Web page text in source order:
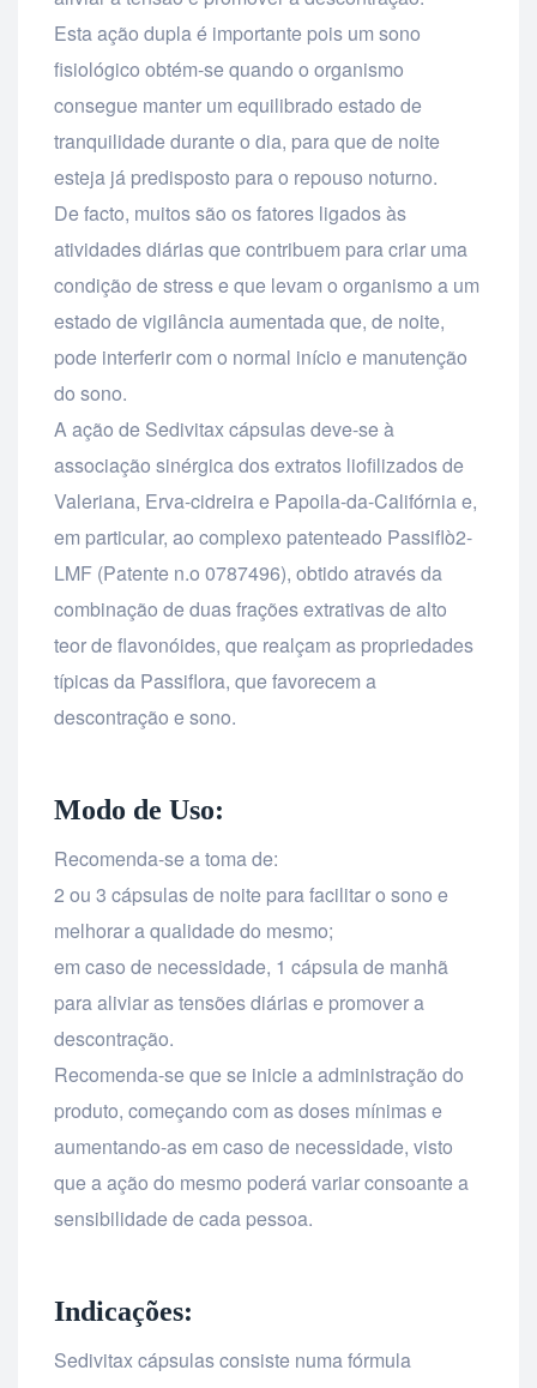
Esta ação dupla é importante pois um sono
fisiológico obtém-se quando o organismo
consegue manter um equilibrado estado de
tranquilidade durante o dia, para que de noite
esteja já predisposto para o repouso noturno.
De facto, muitos são os fatores ligados às
atividades diárias que contribuem para criar uma
condição de stress e que levam o organismo a um
estado de vigilância aumentada que, de noite,
pode interferir com o normal início e manutenção
do sono.
A ação de Sedivitax cápsulas deve-se à
associação sinérgica dos extratos liofilizados de
Valeriana, Erva-cidreira e Papoila-da-Califórnia e,
em particular, ao complexo patenteado Passiflò2-
LMF (Patente n.o 0787496), obtido através da
combinação de duas frações extrativas de alto
teor de flavonóides, que realçam as propriedades
típicas da Passiflora, que favorecem a
descontração e sono.
Modo de Uso:
Recomenda-se a toma de:
2 ou 3 cápsulas de noite para facilitar o sono e
melhorar a qualidade do mesmo;
em caso de necessidade, 1 cápsula de manhã
para aliviar as tensões diárias e promover a
descontração.
Recomenda-se que se inicie a administração do
produto, começando com as doses mínimas e
aumentando-as em caso de necessidade, visto
que a ação do mesmo poderá variar consoante a
sensibilidade de cada pessoa.
Indicações:
Sedivitax cápsulas consiste numa fórmula